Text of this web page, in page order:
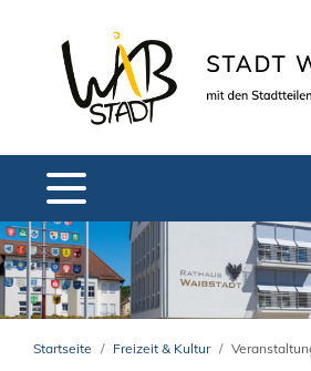
Startseite Freizeit & Kultur